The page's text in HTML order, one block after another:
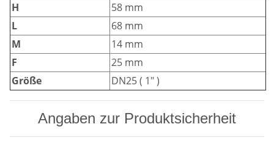
H
58 mm
L
68 mm
M
14 mm
F
25 mm
Größe
DN25 ( 1" )
Angaben zur Produktsicherheit